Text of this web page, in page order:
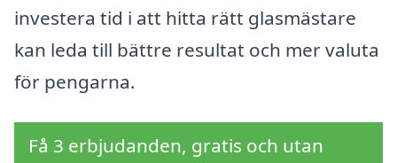
investera tid i att hitta rätt glasmästare
kan leda till bättre resultat och mer valuta
för pengarna.
Få 3 erbjudanden, gratis och utan